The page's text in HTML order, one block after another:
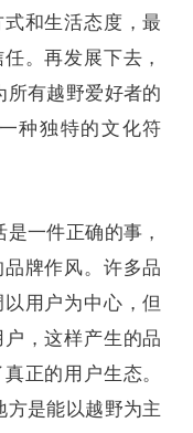
和生活态度，最
。再发展下去，
所有越野爱好者的
种独特的文化符
一件正确的事，
牌作风。许多品
用户为中心，但
，这样产生的品
正的用户生态。
方是能以越野为主